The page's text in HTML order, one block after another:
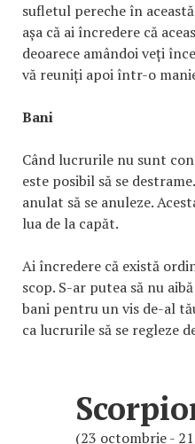
sufletul pereche în
așa că ai încredere că
deoarece amândoi veți
vă reuniți apoi într-o
Bani
Când lucrurile nu sunt
este posibil să se
anulat să se anuleze.
lua de la capăt.
Ai încredere că există
scop. S-ar putea să nu
bani pentru un vis de-al
ca lucrurile să se regleze
(23 octombrie -